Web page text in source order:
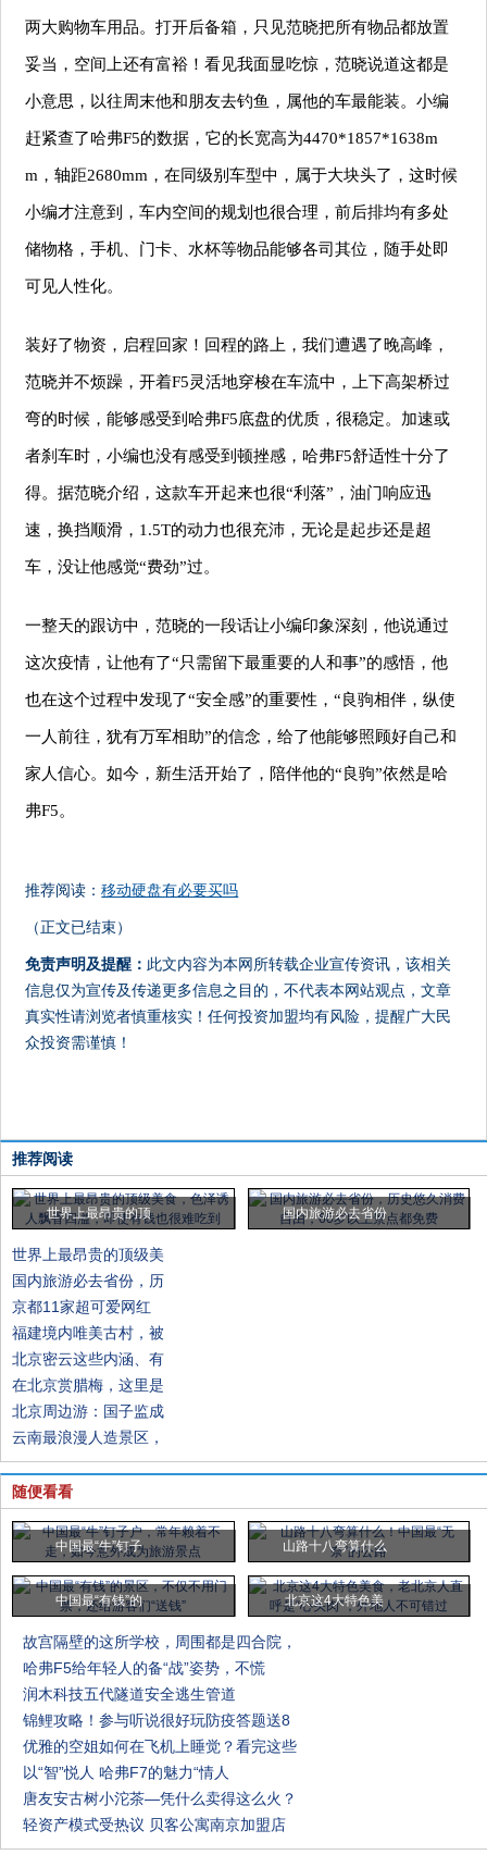
两大购物车用品。打开后备箱，只见范晓把所有物品都放置
妥当，空间上还有富裕！看见我面显吃惊，范晓说道这都是
小意思，以往周末他和朋友去钓鱼，属他的车最能装。小编
赶紧查了哈弗F5的数据，它的长宽高为4470*1857*1638m
m ，轴距2680mm ，在同级别车型中，属于大块头了，这时候
小编才注意到，车内空间的规划也很合理，前后排均有多处
储物格，手机、门卡、水杯等物品能够各司其位，随手处即
可见人性化。
装好了物资，启程回家！回程的路上，我们遭遇了晚高峰，
范晓并不烦躁，开着F5灵活地穿梭在车流中，上下高架桥过
弯的时候，能够感受到哈弗F5底盘的优质，很稳定。加速或
者刹车时，小编也没有感受到顿挫感，哈弗F5舒适性十分了
得。据范晓介绍，这款车开起来也很“利落”，油门响应迅
速，换挡顺滑 ， 1.5T的动力也很充沛，无论是起步还是超
车，没让他感觉“费劲”过。
一整天的跟访中 ，范晓的一段话让小编印象深刻，他说通过
这次疫情，让他有了“只需留下最重要的人和事”的感悟，他
也在这个过程中发现了“安全感”的重要性，“良驹相伴，纵使
一人前往，犹有万军相助”的信念，给了他能够照顾好自己和
家人信心。如今，新生活开始了，陪伴他的“良驹”依然是哈
弗F5。
推荐阅读：移动硬盘有必要买吗
（正文已结束）
免责声明及提醒： 此文内容为本网所转载企业宣传资讯，该相关
信息仅为宣传及传递更多信息之目的，不代表本网站观点，文章
真实性请浏览者慎重核实！任何投资加盟均有风险，提醒广大民
众投资需谨慎！
推荐阅读
世界上最昂贵的顶 国内旅游必去省份
世界上最昂贵的顶级美
国内旅游必去省份，历
京都11家超可爱网红
福建境内唯美古村，被
北京密云这些内涵、有
在北京赏腊梅，这里是
北京周边游：国子监成
云南最浪漫人造景区，
随便看看
中国最“牛”钉子 山路十八弯算什么
中国最“有钱”的 北京这4大特色美
故宫隔壁的这所学校，周围都是四合院，
哈弗F5给年轻人的备“战”姿势，不慌
润木科技五代隧道安全逃生管道
锦鲤攻略！参与听说很好玩防疫答题送8
优雅的空姐如何在飞机上睡觉？看完这些
以“智”悦人 哈弗F7的魅力“情人
唐友安古树小沱茶—凭什么卖得这么火？
轻资产模式受热议 贝客公寓南京加盟店